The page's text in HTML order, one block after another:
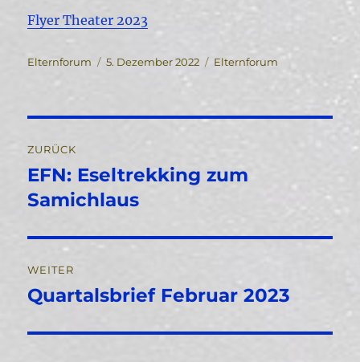
Flyer Theater 2023
Autor
Elternforum
Veröffentlicht
5. Dezember 2022 Kategorien
Elternforum
ZURÜCK
Vorheriger
Beitrag:
EFN: Eseltrekking zum
Samichlaus
WEITER
Nächster
Quartalsbrief Februar 2023